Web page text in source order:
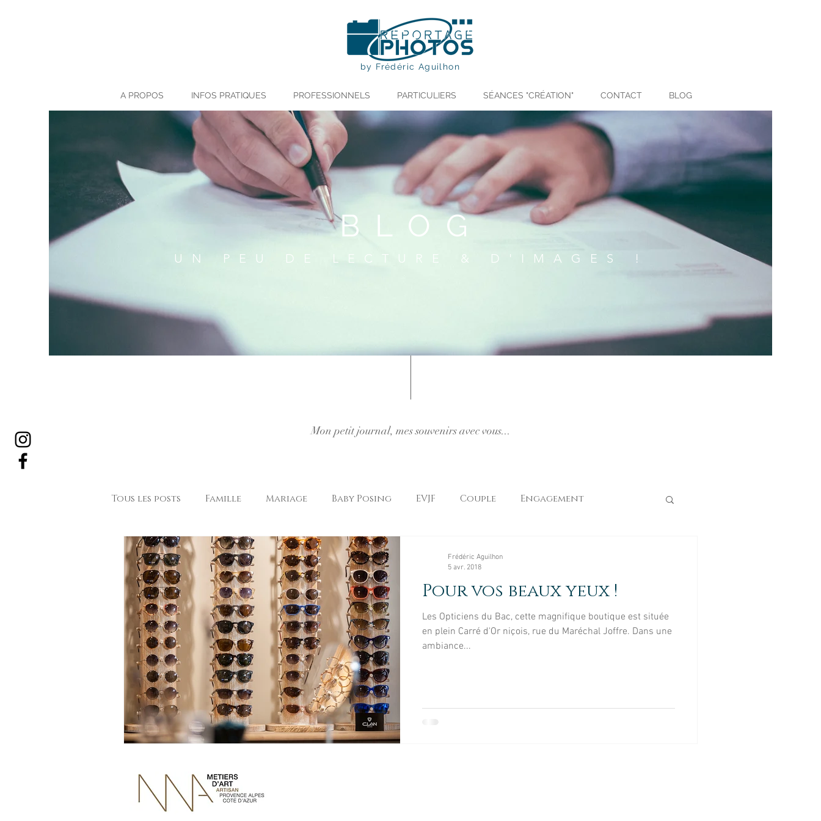
by Frédéric Aguilhon
A PROPOS INFOS PRATIQUES PROFESSIONNELS PARTICULIERS SÉANCES "CRÉATION" CONTACT BLOG
BLOG
UN PEU DE LECTURE & D'IMAGES !
Mon petit journal, mes souvenirs avec vous...
Tous les posts Famille Mariage Baby Posing EVJF Couple Engagement
Bedon Rond Baptême Enfant LifeStyle
Noël Déco Culinaire Architecture Smash Cake Professionnel Evénement
Pour vos beaux yeux !
Les Opticiens du Bac, cette magnifique boutique est située
en plein Carré d'Or niçois, rue du Maréchal Joffre. Dans une
ambiance...
Frédéric Aguilhon
5 avr. 2018